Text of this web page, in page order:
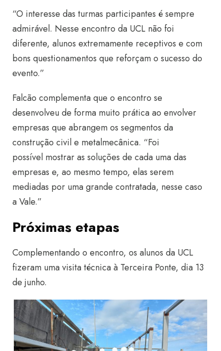
“O interesse das turmas participantes é sempre
admirável. Nesse encontro da UCL não foi
diferente, alunos extremamente receptivos e com
bons questionamentos que reforçam o sucesso do
evento.”
Falcão complementa que o encontro se
desenvolveu de forma muito prática ao envolver
empresas que abrangem os segmentos da
construção civil e metalmecânica. “Foi
possível mostrar as soluções de cada uma das
empresas e, ao mesmo tempo, elas serem
mediadas por uma grande contratada, nesse caso
a Vale.”
Próximas etapas
Complementando o encontro, os alunos da UCL
fizeram uma visita técnica à Terceira Ponte, dia 13
de junho.